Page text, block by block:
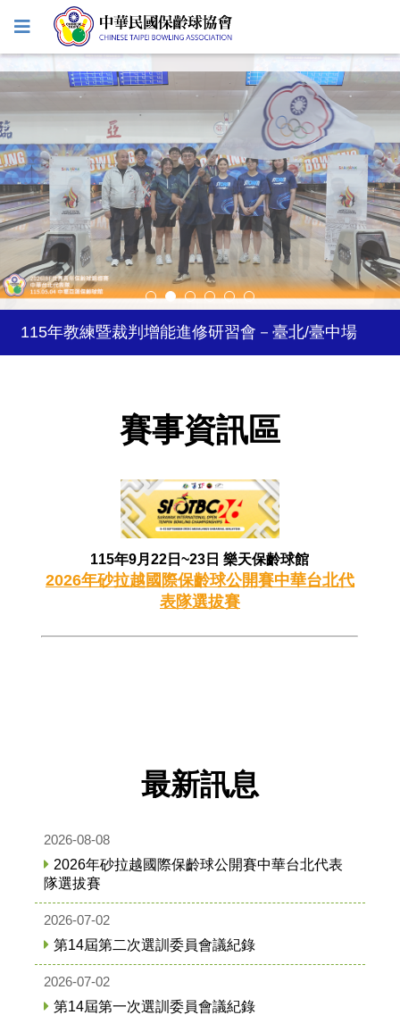
2027年日本關西世界壯年運動會
2026年風暴台灣飛碟盃
115年教練暨裁判增能進修研習會－臺北/臺中場
2026台灣巡迴賽試辦-台南站
性平兒少及其他不法事件零容忍
中華民國保齡球協會第14屆會員大會會議紀錄
賽事資訊區​​​
115年9月22日~23日 樂天保齡球館
2026年砂拉越國際保齡球公開賽中華台北代
表隊選拔賽
最新訊息
2026-08-08
2026年砂拉越國際保齡球公開賽中華台北代表
隊選拔賽
2026-07-02
第14屆第二次選訓委員會議紀錄
2026-07-02
第14屆第一次選訓委員會議紀錄